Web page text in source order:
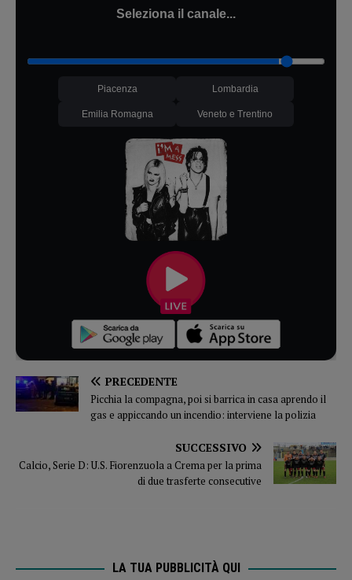
Seleziona il canale...
Piacenza Lombardia
Emilia Romagna Veneto e Trentino
PRECEDENTE
Picchia la compagna, poi si barrica in casa aprendo il
gas e appiccando un incendio: interviene la polizia
SUCCESSIVO
Calcio, Serie D: U.S. Fiorenzuola a Crema per la prima
di due trasferte consecutive
LA TUA PUBBLICITÀ QUI